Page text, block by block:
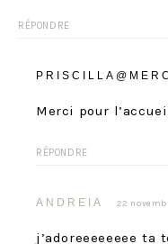
RÉPONDRE
Merci pour
RÉPONDRE
ANDREIA 22
j’adoreeeeeeee